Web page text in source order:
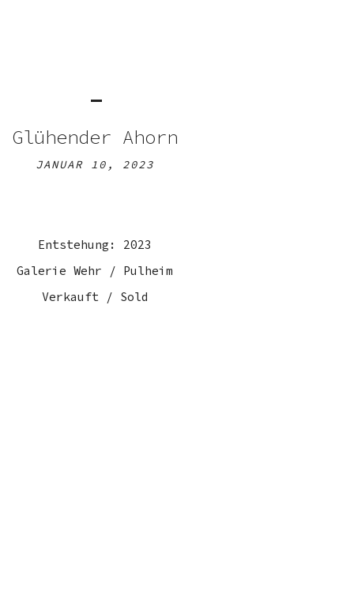
Glühender Ahorn
JANUAR 10, 2023
Entstehung: 2023
Galerie Wehr / Pulheim
Verkauft / Sold